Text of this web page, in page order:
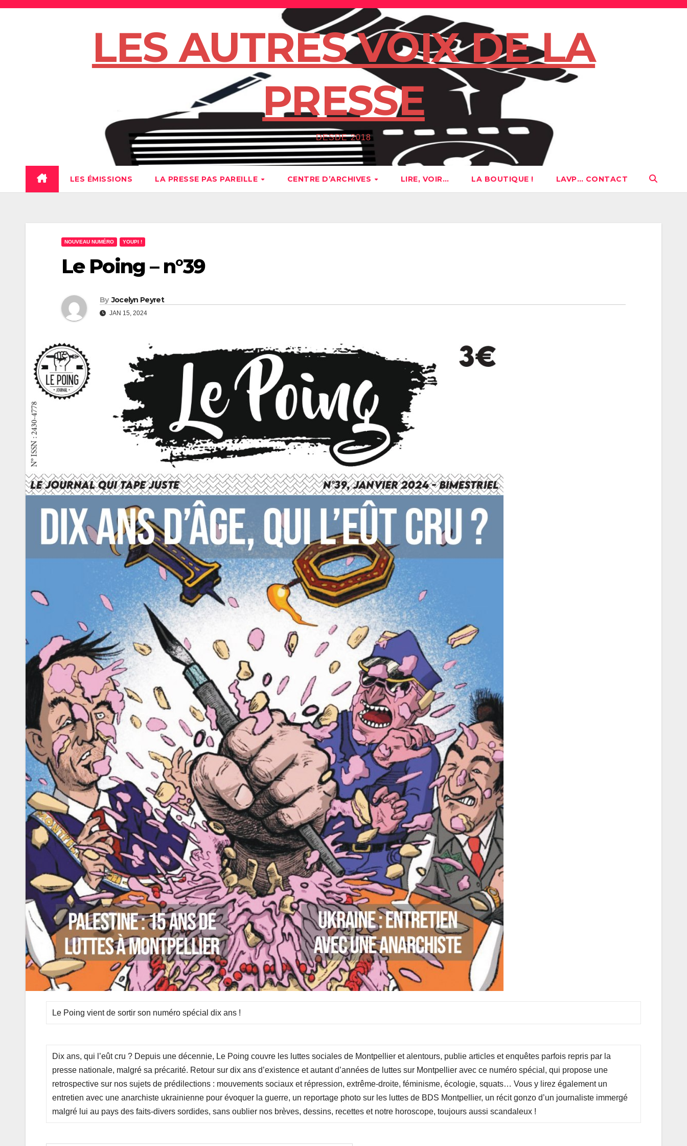
Skip
LES AUTRES VOIX DE LA
PRESSE
DESDE 2018
LES ÉMISSIONS LA PRESSE PAS PAREILLE CENTRE D’ARCHIVES LIRE, VOIR… LA BOUTIQUE ! LAVP… CONTACT
NOUVEAU NUMÉRO YOUPI !
Le Poing – n°39
By Jocelyn Peyret
JAN 15, 2024
Le Poing vient de sortir son numéro spécial dix ans !
Dix ans, qui l’eût cru ? Depuis une décennie, Le Poing couvre les luttes sociales de Montpellier et alentours, publie articles et enquêtes parfois repris par la
presse nationale, malgré sa précarité. Retour sur dix ans d’existence et autant d’années de luttes sur Montpellier avec ce numéro spécial, qui propose une
retrospective sur nos sujets de prédilections : mouvements sociaux et répression, extrême-droite, féminisme, écologie, squats… Vous y lirez également un
entretien avec une anarchiste ukrainienne pour évoquer la guerre, un reportage photo sur les luttes de BDS Montpellier, un récit gonzo d’un journaliste immergé
malgré lui au pays des faits-divers sordides, sans oublier nos brèves, dessins, recettes et notre horoscope, toujours aussi scandaleux !